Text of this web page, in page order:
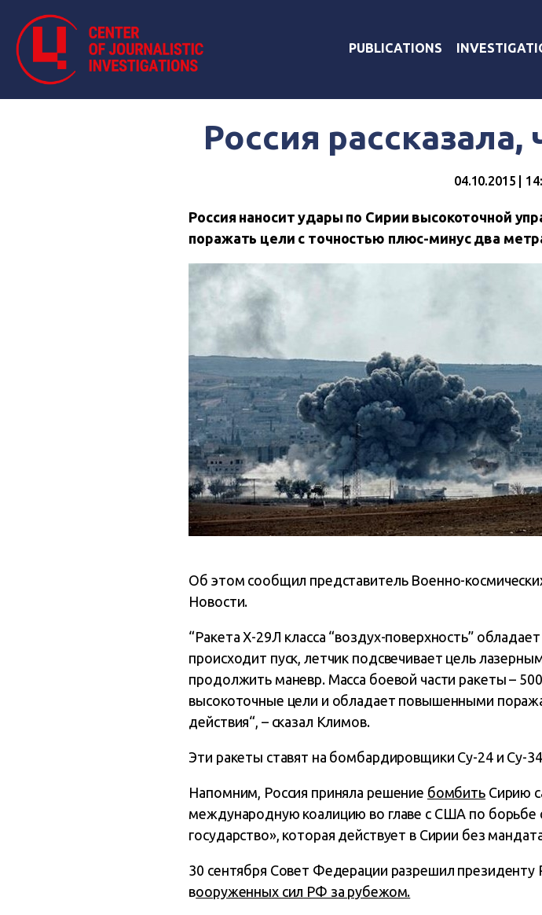
PUBLICATIONS
Россия
04.10.2015 |
Россия наносит удары по Сирии высокоточной
поражать цели с точностью плюс-минус два
Об этом сообщил представитель Военно-
Новости.
“Ракета Х-29Л класса “воздух-поверхность”
происходит пуск, летчик подсвечивает цель
продолжить маневр. Масса боевой части ракеты –
высокоточные цели и обладает повышенными
действия“, – сказал Климов.
Эти ракеты ставят на бомбардировщики Су-24 и Су-
Напомним, Россия приняла решение бомбитьСирию
международную коалицию во главе с США по борьбе
государство», которая действует в Сирии без
30 сентября Совет Федерации разрешил президенту
вооруженных сил РФ за рубежом.